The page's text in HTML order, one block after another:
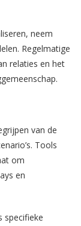
neem
Regelmatige
relaties en het
van de
Tools
om
en
specifieke